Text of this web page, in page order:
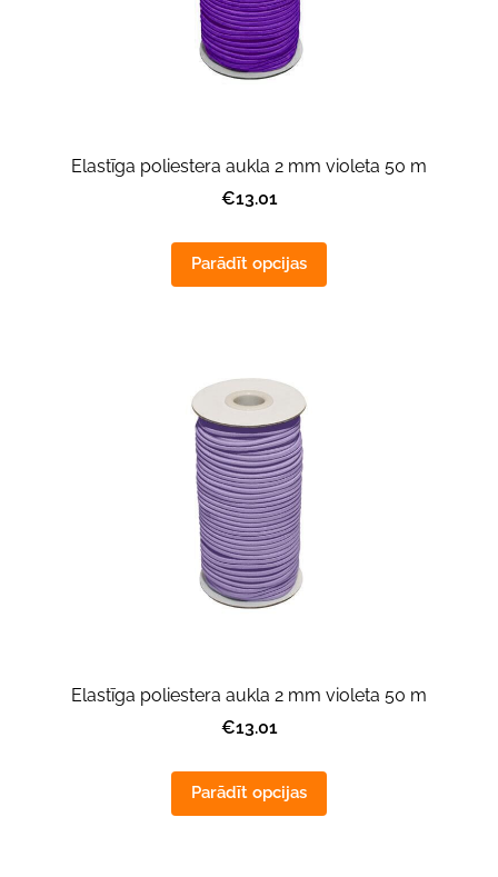
Elastīga poliestera aukla 2 mm violeta 50 m
€13.01
Parādīt opcijas
Elastīga poliestera aukla 2 mm violeta 50 m
€13.01
Parādīt opcijas